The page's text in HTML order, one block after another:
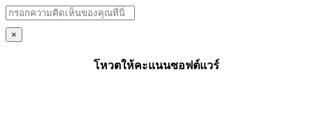
×
โหวตให้คะแนนซอฟต์แวร์